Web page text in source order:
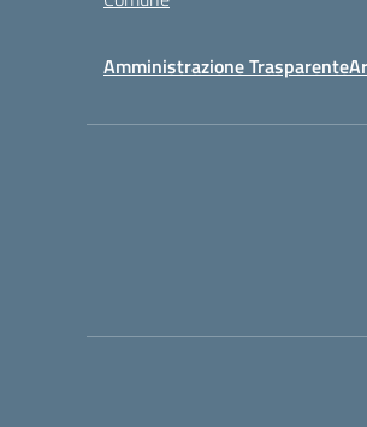
Amministrazione Trasparente